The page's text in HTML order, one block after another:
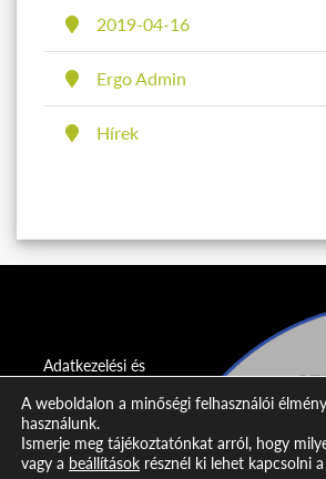
Közzétéve
2019-04-16
Szerző
Ergo Admin
Kategória
Hírek
Adatkezelési és
nyilatkozat
Impresszum
A weboldalon a minőségi felhasználói
használunk.
Ismerje meg tájékoztatónkat arról, hogy
vagy a beállítások résznél ki lehet kapcsolni